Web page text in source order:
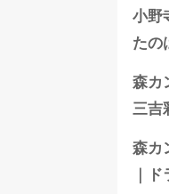
小野
たの
森カ
三吉
森カ
｜